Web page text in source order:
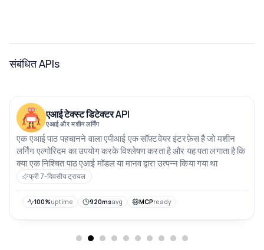
संबंधित APIs
एआई टेक्स्ट डिटेक्टर API
एआई और मशीन लर्निंग
एक एआई पाठ पहचानने वाला एपीआई एक सॉफ़्टवेयर इंटरफ़ेस है जो मशीन
लर्निंग एल्गोरिदम का उपयोग करके विश्लेषण करता है और यह पता लगाता है कि
क्या एक निश्चित पाठ एआई मॉडल या मानव द्वारा उत्पन्न किया गया था
फ्री 7-दिवसीय ट्रायल
100%uptime 920msavg MCPready